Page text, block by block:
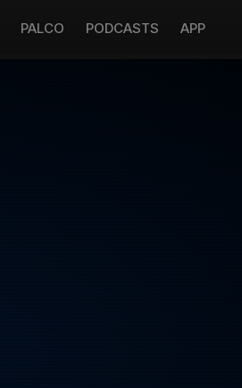
PALCO PODCASTS APP